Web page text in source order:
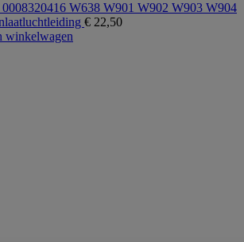
W638 W901 W902 W903 W904
€ 22,50
winkelwagen